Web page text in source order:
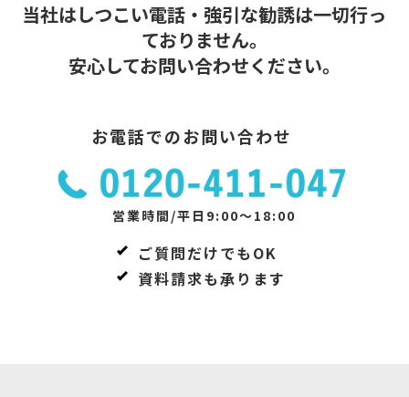
当社はしつこい電話・強引な勧誘は一切行っ
ておりません。
安心してお問い合わせください。
お電話でのお問い合わせ
営業時間/平日9:00～18:00
ご質問だけでもOK
資料請求も承ります